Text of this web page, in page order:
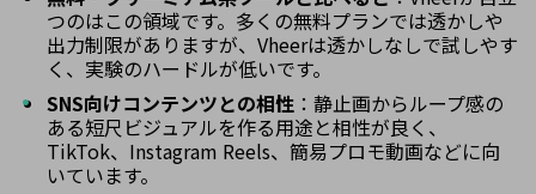
つのはこの領域です。多くの無料プランでは透かしや
出力制限がありますが、Vheerは透かしなしで試しやす
く、実験のハードルが低いです。
SNS向けコンテンツとの相性 ：静止画からループ感の
ある短尺ビジュアルを作る用途と相性が良く、
TikTok、Instagram Reels、簡易プロモ動画などに向
いています。